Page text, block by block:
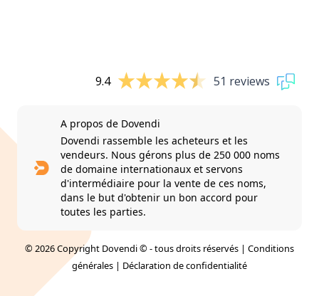
9.4 51 reviews
A propos de Dovendi
Dovendi rassemble les acheteurs et les
vendeurs. Nous gérons plus de 250 000 noms
de domaine internationaux et servons
d'intermédiaire pour la vente de ces noms,
dans le but d'obtenir un bon accord pour
toutes les parties.
© 2026 Copyright Dovendi © - tous droits réservés | Conditions
générales | Déclaration de confidentialité